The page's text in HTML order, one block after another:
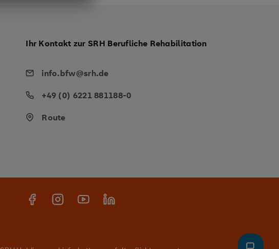
Ihr Kontakt zur SRH Berufliche Rehabilitation
info.bfw@srh.de
+49 (0) 6221 881188-0
Route